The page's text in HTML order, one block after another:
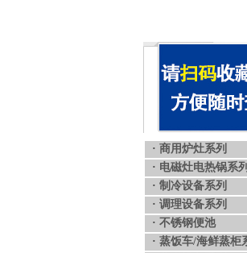
· 商用炉灶系列
· 电磁灶电热锅系列
· 制冷设备系列
· 调理设备系列
· 不锈钢便池
· 蒸饭车/海鲜蒸柜